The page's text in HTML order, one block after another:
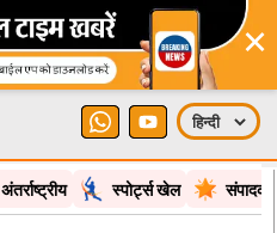
×
अंतर्राष्ट्रीय स्पोर्ट्स खेल